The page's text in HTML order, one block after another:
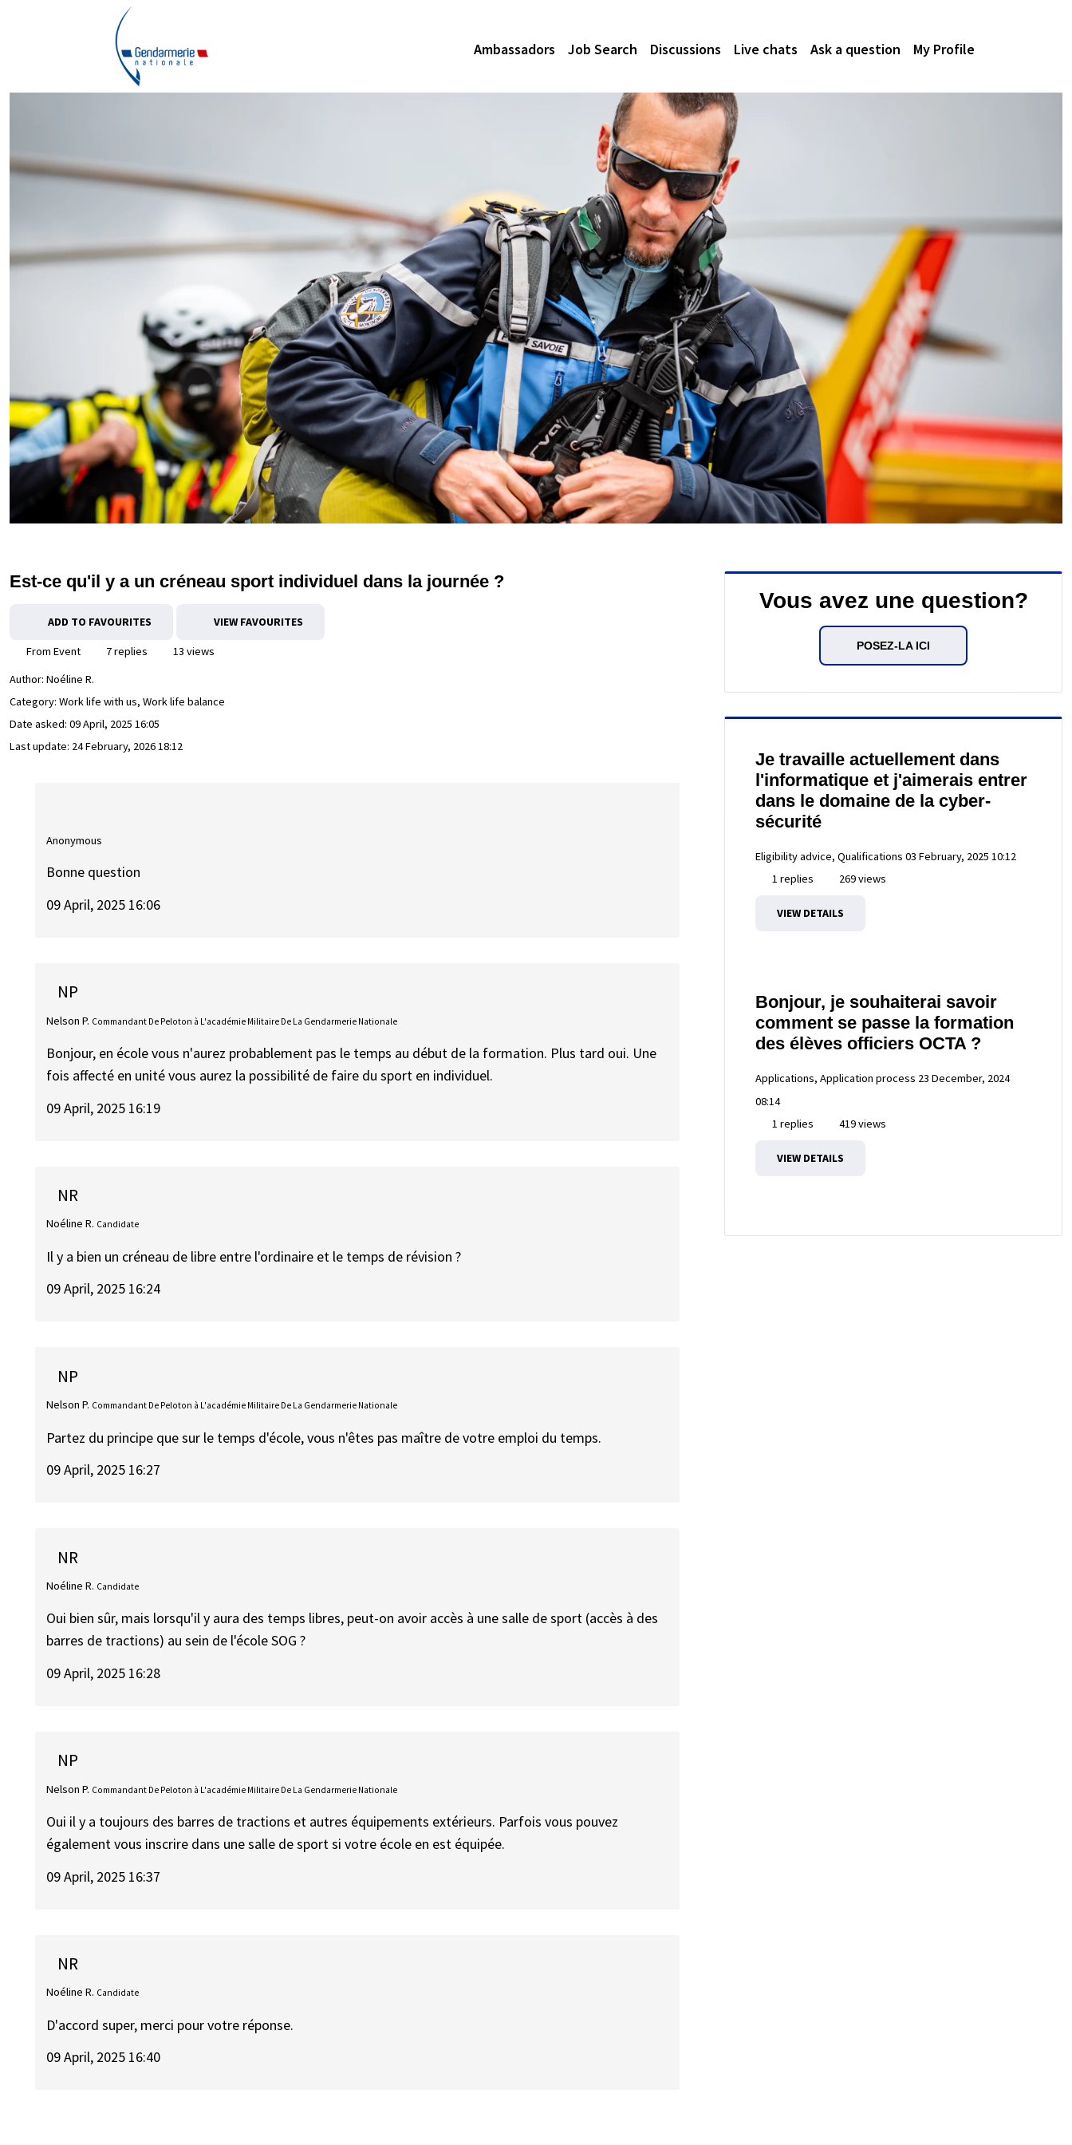
Ambassadors Job Search Discussions Live chats Ask a question My Profile
Est-ce qu'il y a un créneau sport individuel dans la journée ?
ADD TO FAVOURITES VIEW FAVOURITES
From Event 7 replies
13 views
Author: Noéline R.
Category: Work life with us, Work life balance
Date asked: 09 April, 2025 16:05
Last update: 24 February, 2026 18:12
Anonymous
Bonne question
09 April, 2025 16:06
NP
Nelson P. Commandant De Peloton à L'académie Militaire De La Gendarmerie Nationale
Bonjour, en école vous n'aurez probablement pas le temps au début de la formation. Plus tard oui. Une
fois affecté en unité vous aurez la possibilité de faire du sport en individuel.
09 April, 2025 16:19
NR
Noéline R. Candidate
Il y a bien un créneau de libre entre l'ordinaire et le temps de révision ?
09 April, 2025 16:24
NP
Nelson P. Commandant De Peloton à L'académie Militaire De La Gendarmerie Nationale
Partez du principe que sur le temps d'école, vous n'êtes pas maître de votre emploi du temps.
09 April, 2025 16:27
NR
Noéline R. Candidate
Oui bien sûr, mais lorsqu'il y aura des temps libres, peut-on avoir accès à une salle de sport (accès à des
barres de tractions) au sein de l'école SOG ?
09 April, 2025 16:28
NP
Nelson P. Commandant De Peloton à L'académie Militaire De La Gendarmerie Nationale
Oui il y a toujours des barres de tractions et autres équipements extérieurs. Parfois vous pouvez
également vous inscrire dans une salle de sport si votre école en est équipée.
09 April, 2025 16:37
NR
Noéline R. Candidate
D'accord super, merci pour votre réponse.
09 April, 2025 16:40
Vous avez une question?
POSEZ-LA ICI
Je travaille actuellement dans
l'informatique et j'aimerais entrer
dans le domaine de la cyber-
sécurité
Eligibility advice, Qualifications 03 February, 2025 10:12
1 replies
269 views
VIEW DETAILS
Bonjour, je souhaiterai savoir
comment se passe la formation
des élèves officiers OCTA ?
Applications, Application process 23 December, 2024
08:14
1 replies
419 views
VIEW DETAILS